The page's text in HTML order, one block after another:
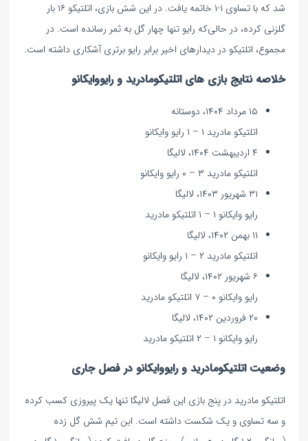
شد که با تساوی ۱-۱ خاتمه یافت. در این شش بازی، اتلتیکو ۱۶ بار
گلزنی کرده، در حالی‌که رایو تنها چهار گل به ثمر رسانده است. در
مجموع، اتلتیکو در دیدارهای اخیر برابر رایو برتری آشکاری داشته است.
خلاصه نتایج بازی های اتلتیکومادرید و رایووایکانو
۱۵ مرداد ۱۴۰۴، دوستانه
اتلتیکو مادرید ۱ – ۱ رایو وایکانو
۴ اردیبهشت ۱۴۰۴، لالیگا
اتلتیکو مادرید ۳ – ۰ رایو وایکانو
۳۱ شهریور ۱۴۰۳، لالیگا
رایو وایکانو ۱ – ۱ اتلتیکو مادرید
۱۱ بهمن ۱۴۰۲، لالیگا
اتلتیکو مادرید ۲ – ۱ رایو وایکانو
۶ شهریور ۱۴۰۲، لالیگا
رایو وایکانو ۰ – ۷ اتلتیکو مادرید
۲۰ فروردین ۱۴۰۲، لالیگا
رایو وایکانو ۱ – ۲ اتلتیکو مادرید
وضعیت اتلتیکومادرید و رایووایکانو در فصل جاری
اتلتیکو مادرید در پنج بازی این فصل لالیگا تنها یک پیروزی کسب کرده
و سه تساوی و یک شکست داشته است. این تیم شش گل زده